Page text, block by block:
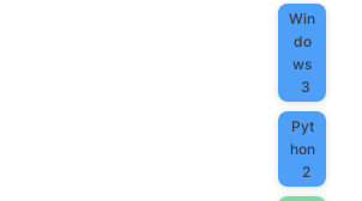
Win
do
ws
3
Pyt
hon
2